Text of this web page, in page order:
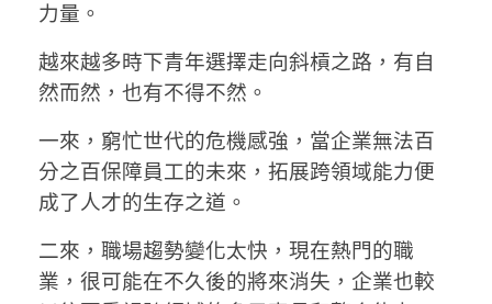
力量。
越來越多時下青年選擇走向斜槓之路，有自
然而然，也有不得不然。
一來，窮忙世代的危機感強，當企業無法百
分之百保障員工的未來，拓展跨領域能力便
成了人才的生存之道。
二來，職場趨勢變化太快，現在熱門的職
業，很可能在不久後的將來消失，企業也較